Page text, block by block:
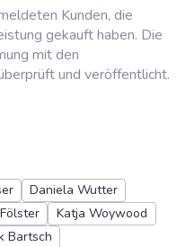
Kunden, die
gekauft haben. Die
mit den
und veröffentlicht.
Daniela Wutter
Katja Woywood
Bartsch